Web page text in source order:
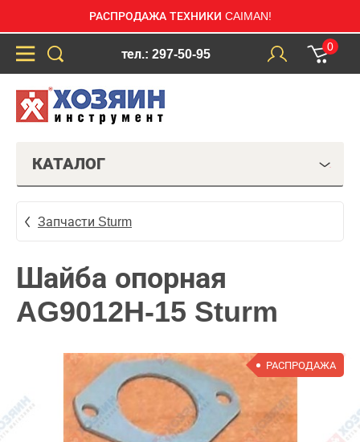
РАСПРОДАЖА ТЕХНИКИ CAIMAN!
тел.: 297-50-95
0
КАТАЛОГ
Запчасти Sturm
Шайба опорная
AG9012H-15 Sturm
РАСПРОДАЖА